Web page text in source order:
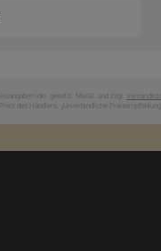
inkl. gesetzl. MwSt. und zzgl.
des Händlers, Unverbindliche